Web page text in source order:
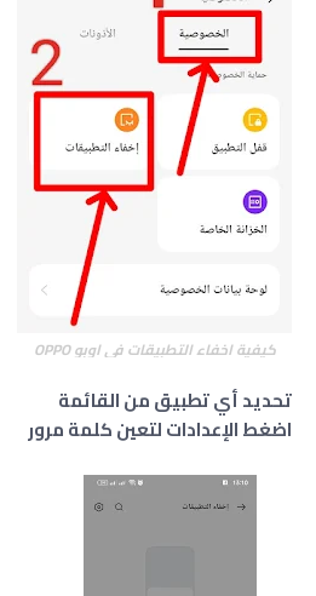
كيفية اخفاء التطبيقات في اوبوOPPO
تحديد أي تطبيق من القائمة
اضغط الإعدادات لتعين كلمة مرور